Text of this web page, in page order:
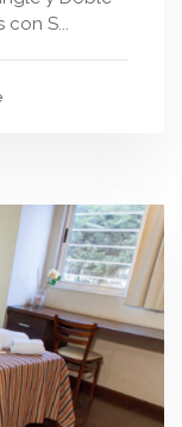
S...